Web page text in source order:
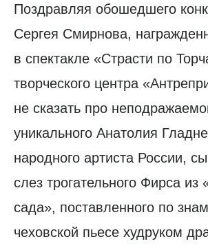
Поздравляя обошедшего
Сергея Смирнова,
в спектакле «Страсти по
творческого центра
не сказать про
уникального Анатолия
народного артиста России,
слез трогательного Фирса из
сада», поставленного по
чеховской пьесе худруком